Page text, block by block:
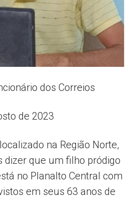
dos Correios
de 2023
na Região Norte,
dizer que um filho pródigo
no Planalto Central com
em seus 63 anos de